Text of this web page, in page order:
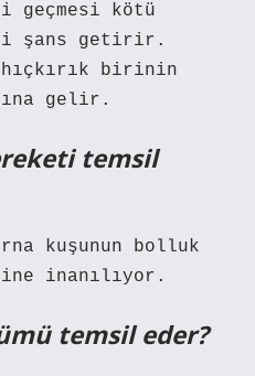
geçmesi kötü
şans getirir.
hıçkırık birinin
gelir.
temsil
kuşunun bolluk
inanılıyor.
temsil eder?